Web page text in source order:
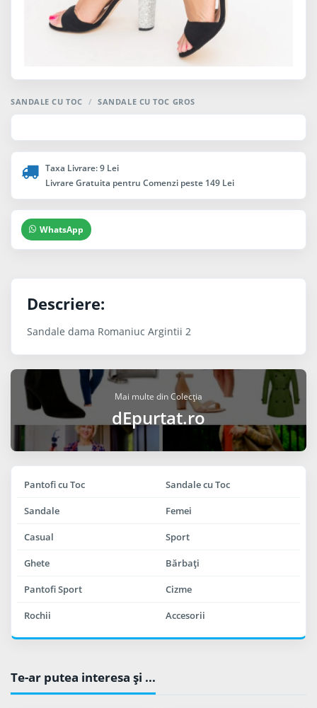
SANDALE CU TOC / SANDALE CU TOC GROS
Taxa Livrare: 9 Lei
Livrare Gratuita pentru Comenzi peste 149 Lei
WhatsApp
Descriere:
Sandale dama Romaniuc Argintii 2
Mai multe din Colecția
dEpurtat.ro
Pantofi cu Toc Sandale cu Toc
Sandale Femei
Casual Sport
Ghete Bărbaţi
Pantofi Sport Cizme
Rochii Accesorii
Te-ar putea interesa şi ...